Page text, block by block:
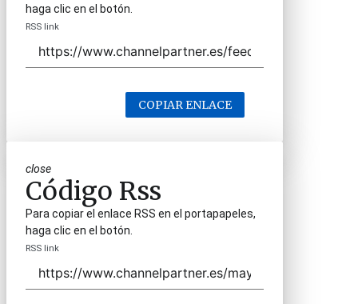
haga clic en el botón.
RSS link
COPIAR ENLACE
close
Código Rss
Para copiar el enlace RSS en el portapapeles,
haga clic en el botón.
RSS link